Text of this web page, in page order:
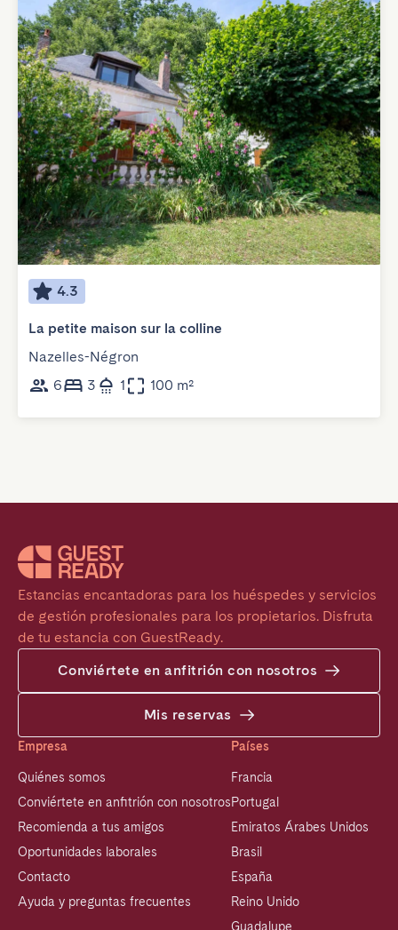
4.3
La petite maison sur la colline
Nazelles-Négron
6
3 1 100 m²
Estancias encantadoras para los huéspedes y servicios
de gestión profesionales para los propietarios. Disfruta
de tu estancia con GuestReady.
Conviértete en anfitrión con nosotros
Mis reservas
Empresa
Quiénes somos
Conviértete en anfitrión con nosotros
Recomienda a tus amigos
Oportunidades laborales
Contacto
Ayuda y preguntas frecuentes
Países
Francia
Portugal
Emiratos Árabes Unidos
Brasil
España
Reino Unido
Guadalupe